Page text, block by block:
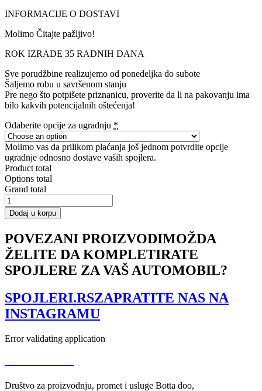
INFORMACIJE O DOSTAVI
Molimo Čitajte pažljivo!
ROK IZRADE 35 RADNIH DANA
Sve porudžbine realizujemo od ponedeljka do subote
Šaljemo robu u savršenom stanju
Pre nego što potpišete priznanicu, proverite da li na pakovanju ima
bilo kakvih potencijalnih oštećenja!
Odaberite opcije za ugradnju *
Molimo vas da prilikom plaćanja još jednom potvrdite opcije
ugradnje odnosno dostave vaših spojlera.
Product total
Options total
Grand total
SIDE
SKIRTS
DIFFUSERS
6
E63
/
E64
MODEL)
količina
Dodaj u korpu
POVEZANI PROIZVODIMOŽDA
ŽELITE DA KOMPLETIRATE
SPOJLERE ZA VAŠ AUTOMOBIL?
SPOJLERI.RSZAPRATITE NAS NA
INSTAGRAMU
Error validating application
Društvo za proizvodnju, promet i usluge Botta doo,